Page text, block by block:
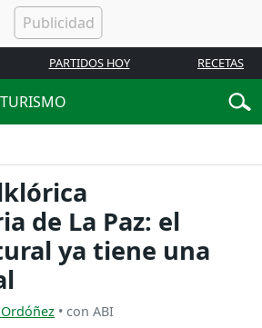
PARTIDOS HOY RECETAS
TURISMO
de La Paz: el
ya tiene una
• con ABI